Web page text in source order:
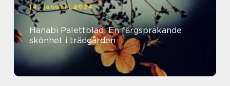
14. januari 2024
Hanabi Palettblad: En färgsprakande
skönhet i trädgården